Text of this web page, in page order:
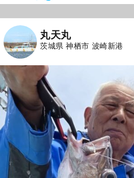
丸天丸
茨城県 神栖市 波崎新港